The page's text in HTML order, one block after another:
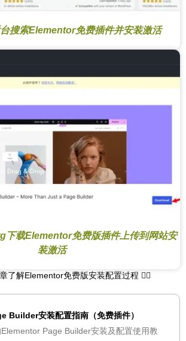
搜索Elementor免费插件并安装激活
下载Elementor免费版插件上传到网站安
装激活
了解Elementor免费版安装配置过程 👇🏻
Builder安装配置指南（免费插件）
Page Builder安装及配置使用教